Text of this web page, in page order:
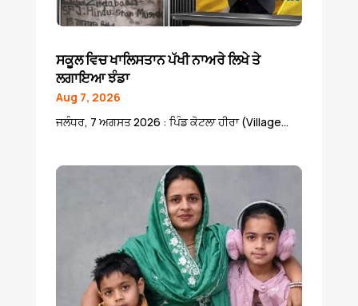
ਸਕੂਲ ਵਿਚ ਖਾਲਿਸਤਾਨ ਪੱਖੀ ਨਾਅਰੇ ਲਿਖੇ ਤੇ
ਲਗਾਇਆ ਝੰਡਾ
Aug 7, 2026
ਜਲੰਧਰ, 7 ਅਗਸਤ 2026 : ਪਿੰਡ ਕੋਟਲਾ ਹੀਰਾ (Village...